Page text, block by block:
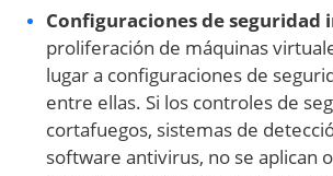
Configuraciones de seguridad
proliferación de máquinas
lugar a configuraciones de
entre ellas. Si los controles de
cortafuegos, sistemas de
software antivirus, no se aplican